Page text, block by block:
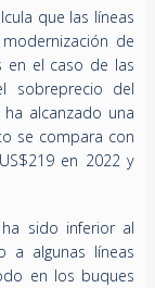
que las líneas
de
en el caso de las
sobreprecio del
alcanzado una
se compara con
en 2022 y
sido inferior al
a algunas líneas
en los buques